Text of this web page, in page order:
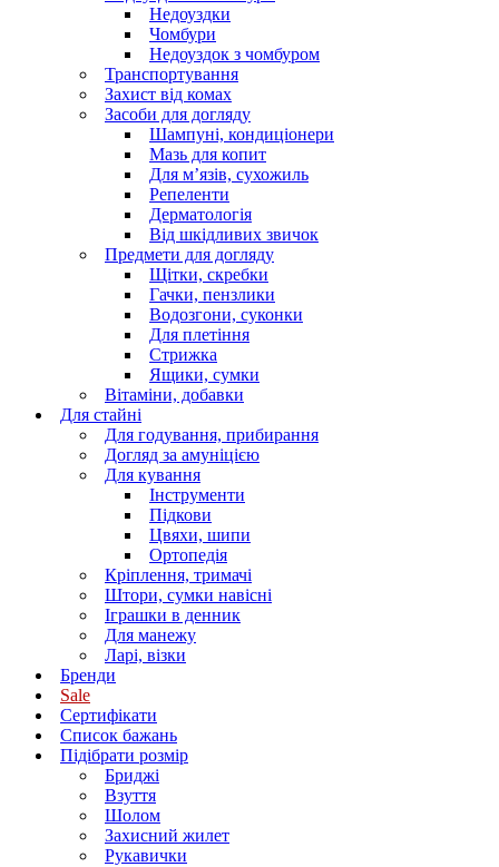
Недоуздки
Чомбури
Недоуздок з чомбуром
Транспортування
Захист від комах
Засоби для догляду
Шампуні, кондиціонери
Мазь для копит
Для м’язів, сухожиль
Репеленти
Дерматологія
Від шкідливих звичок
Предмети для догляду
Щітки, скребки
Гачки, пензлики
Водозгони, суконки
Для плетіння
Стрижка
Ящики, сумки
Вітаміни, добавки
Для стайні
Для годування, прибирання
Догляд за амуніцією
Для кування
Інструменти
Підкови
Цвяхи, шипи
Ортопедія
Кріплення, тримачі
Штори, сумки навісні
Іграшки в денник
Для манежу
Ларі, візки
Бренди
Sale
Сертифікати
Список бажань
Підібрати розмір
Бриджі
Взуття
Шолом
Захисний жилет
Рукавички